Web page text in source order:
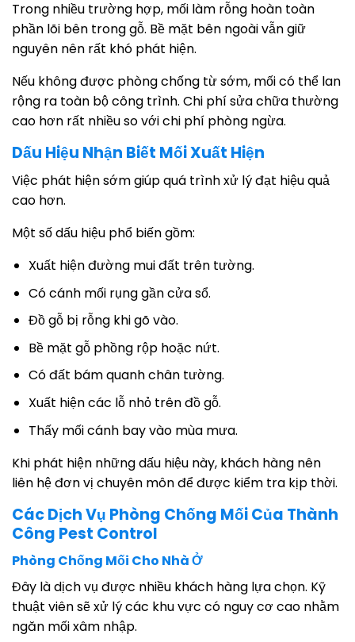
Trong nhiều trường hợp, mối làm rỗng hoàn toàn
phần lõi bên trong gỗ. Bề mặt bên ngoài vẫn giữ
nguyên nên rất khó phát hiện.
Nếu không được phòng chống từ sớm, mối có thể lan
rộng ra toàn bộ công trình. Chi phí sửa chữa thường
cao hơn rất nhiều so với chi phí phòng ngừa.
Dấu Hiệu Nhận Biết Mối Xuất Hiện
Việc phát hiện sớm giúp quá trình xử lý đạt hiệu quả
cao hơn.
Một số dấu hiệu phổ biến gồm:
Xuất hiện đường mui đất trên tường.
Có cánh mối rụng gần cửa sổ.
Đồ gỗ bị rỗng khi gõ vào.
Bề mặt gỗ phồng rộp hoặc nứt.
Có đất bám quanh chân tường.
Xuất hiện các lỗ nhỏ trên đồ gỗ.
Thấy mối cánh bay vào mùa mưa.
Khi phát hiện những dấu hiệu này, khách hàng nên
liên hệ đơn vị chuyên môn để được kiểm tra kịp thời.
Các Dịch Vụ Phòng Chống Mối Của Thành
Công Pest Control
Phòng Chống Mối Cho Nhà Ở
Đây là dịch vụ được nhiều khách hàng lựa chọn. Kỹ
thuật viên sẽ xử lý các khu vực có nguy cơ cao nhằm
ngăn mối xâm nhập.